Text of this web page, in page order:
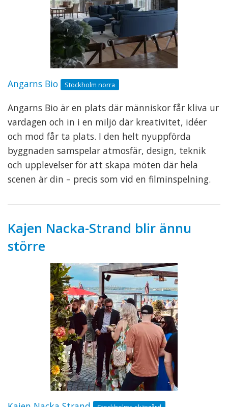
Angarns Bio Stockholm norra
Angarns Bio är en plats där människor får kliva ur
vardagen och in i en miljö där kreativitet, idéer
och mod får ta plats. I den helt nyuppförda
byggnaden samspelar atmosfär, design, teknik
och upplevelser för att skapa möten där hela
scenen är din – precis som vid en filminspelning.
Kajen Nacka-Strand blir ännu
större